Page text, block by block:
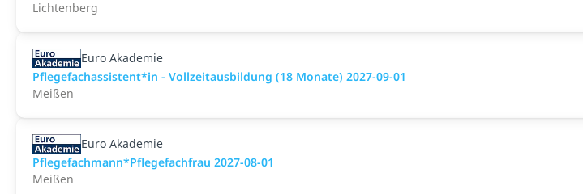
Lichtenberg
Euro Akademie
Pflegefachassistent*in - Vollzeitausbildung (18 Monate) 2027-09-01
Meißen
Euro Akademie
Pflegefachmann*Pflegefachfrau 2027-08-01
Meißen